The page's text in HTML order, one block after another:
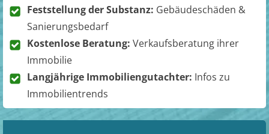
Feststellung der Substanz: Gebäudeschäden &
Sanierungsbedarf
Kostenlose Beratung: Verkaufsberatung ihrer
Immobilie
Langjährige Immobiliengutachter: Infos zu
Immobilientrends